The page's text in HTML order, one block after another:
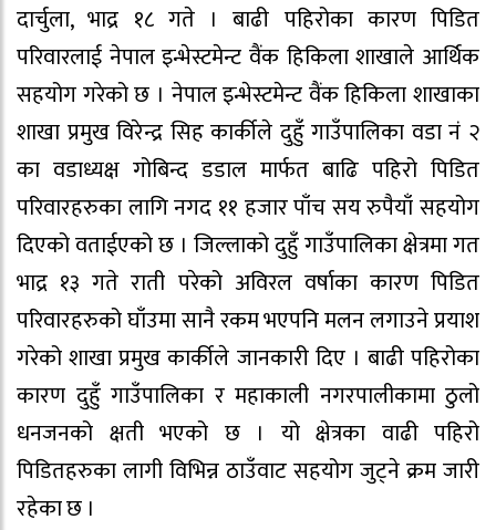
दार्चुला, भाद्र १८ गते । बाढी पहिरोका कारण पिडित
परिवारलाई नेपाल इन्भेस्टमेन्ट वैंक हिकिला शाखाले आर्थिक
सहयोग गरेको छ । नेपाल इन्भेस्टमेन्ट वैंक हिकिला शाखाका
शाखा प्रमुख विरेन्द्र सिह कार्कीले दुहुँ गाउँपालिका वडा नं २
का वडाध्यक्ष गोबिन्द डडाल मार्फत बाढि पहिरो पिडित
परिवारहरुका लागि नगद ११ हजार पाँच सय रुपैयाँ सहयोग
दिएको वताईएको छ । जिल्लाको दुहुँ गाउँपालिका क्षेत्रमा गत
भाद्र १३ गते राती परेको अविरल वर्षाका कारण पिडित
परिवारहरुको घाँउमा सानै रकम भएपनि मलन लगाउने प्रयाश
गरेको शाखा प्रमुख कार्कीले जानकारी दिए । बाढी पहिरोका
कारण दुहुँ गाउँपालिका र महाकाली नगरपालीकामा ठुलो
धनजनको क्षती भएको छ । यो क्षेत्रका वाढी पहिरो
पिडितहरुका लागी विभिन्न ठाउँवाट सहयोग जुट्ने क्रम जारी
रहेका छ ।